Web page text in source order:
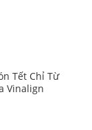
Tết Chỉ Từ
Vinalign